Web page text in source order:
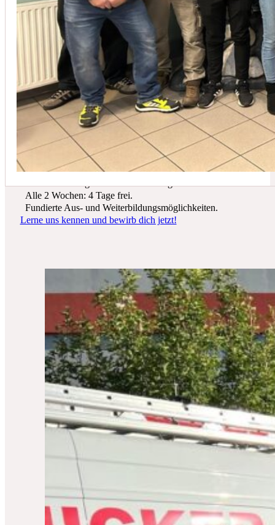
In der Regel empfehlen wir eine Wartung mindestens einmal
Du suchst einen zukunftssicheren Arbeitsplatz? Bei Schicker Technik
erwarten dich spannende Projekte, ein freundliches Team und beste
Entwicklungsmöglichkeiten.
Wir bieten dir:
Ein sicherer Arbeitsplatz in einer krisenfesten Branche.
Alle 2 Wochen: 4 Tage frei.
Fundierte Aus- und Weiterbildungsmöglichkeiten.
Lerne uns kennen und bewirb dich jetzt!